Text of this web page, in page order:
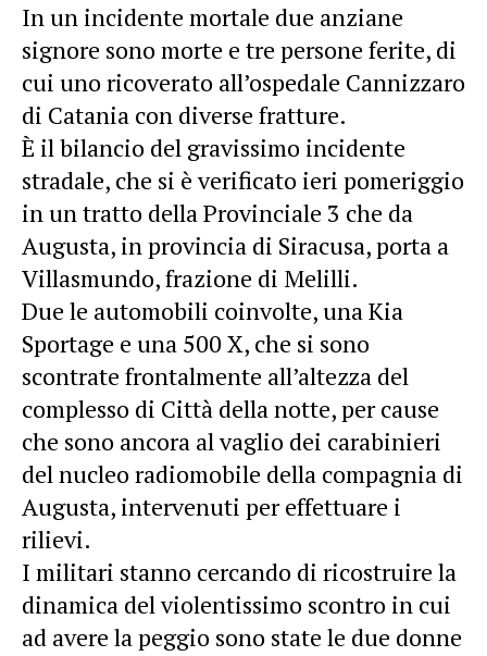
In un incidente mortale due anziane
signore sono morte e tre persone ferite, di
cui uno ricoverato all’ospedale Cannizzaro
di Catania con diverse fratture.
È il bilancio del gravissimo incidente
stradale, che si è verificato ieri pomeriggio
in un tratto della Provinciale 3 che da
Augusta, in provincia di Siracusa, porta a
Villasmundo, frazione di Melilli.
Due le automobili coinvolte, una Kia
Sportage e una 500 X, che si sono
scontrate frontalmente all’altezza del
complesso di Città della notte, per cause
che sono ancora al vaglio dei carabinieri
del nucleo radiomobile della compagnia di
Augusta, intervenuti per effettuare i
rilievi.
I militari stanno cercando di ricostruire la
dinamica delviolentissimo scontro in cui
ad avere la peggio sono state le due donne